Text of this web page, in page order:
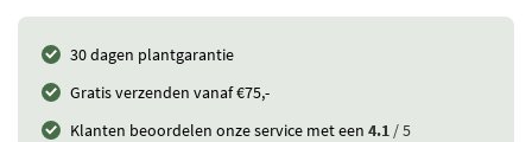
30 dagen plantgarantie
Gratis verzenden vanaf €75,-
Klanten beoordelen onze service met een4.1 / 5